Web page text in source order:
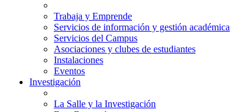
Trabaja y Emprende
Servicios de información y gestión académica
Servicios del Campus
Asociaciones y clubes de estudiantes
Instalaciones
Eventos
Investigación
La Salle y la Investigación